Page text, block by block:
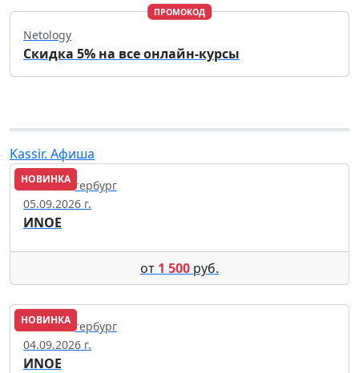
ПРОМОКОД
Netology
Скидка 5% на все онлайн-курсы
Kassir. Афиша
НОВИНКА
Санкт-Петербург
05.09.2026 г.
ИNОЕ
от 1 500 руб.
НОВИНКА
Санкт-Петербург
04.09.2026 г.
ИNОЕ